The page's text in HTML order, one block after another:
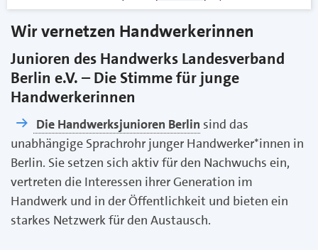
Wir vernetzen Handwerkerinnen
Junioren des Handwerks Landesverband
Berlin e.V. – Die Stimme für junge
Handwerkerinnen
Die Handwerksjunioren Berlin sind das
unabhängige Sprachrohr junger Handwerker*innen in
Berlin. Sie setzen sich aktiv für den Nachwuchs ein,
vertreten die Interessen ihrer Generation im
Handwerk und in der Öffentlichkeit und bieten ein
starkes Netzwerk für den Austausch.